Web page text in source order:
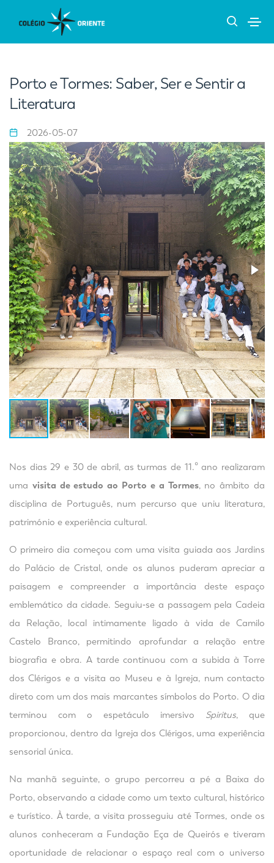
Porto e Tormes: Saber, Ser e Sentir a
Literatura
2026-05-07
Nos dias 29 e 30 de abril, as turmas de 11.º ano realizaram
uma visita de estudo ao Porto e a Tormes, no âmbito da
disciplina de Português, num percurso que uniu literatura,
património e experiência cultural.
O primeiro dia começou com uma visita guiada aos Jardins
do Palácio de Cristal, onde os alunos puderam apreciar a
paisagem e compreender a importância deste espaço
emblemático da cidade. Seguiu‑se a passagem pela Cadeia
da Relação, local intimamente ligado à vida de Camilo
Castelo Branco, permitindo aprofundar a relação entre
biografia e obra. A tarde continuou com a subida à Torre
dos Clérigos e a visita ao Museu e à Igreja, num contacto
direto com um dos mais marcantes símbolos do Porto. O dia
terminou com o espetáculo imersivo Spiritus, que
proporcionou, dentro da Igreja dos Clérigos, uma experiência
sensorial única.
Na manhã seguinte, o grupo percorreu a pé a Baixa do
Porto, observando a cidade como um texto cultural, histórico
e turístico. À tarde, a visita prosseguiu até Tormes, onde os
alunos conheceram a Fundação Eça de Queirós e tiveram
oportunidade de relacionar o espaço real com o universo